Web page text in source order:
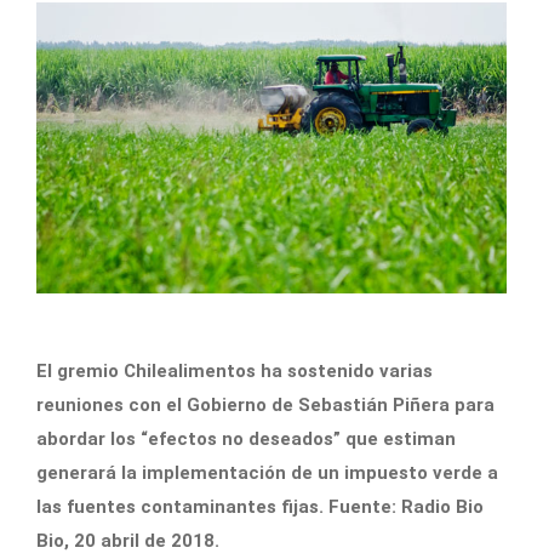
El gremio Chilealimentos ha sostenido varias
reuniones con el Gobierno de Sebastián Piñera para
abordar los “efectos no deseados” que estiman
generará la implementación de un impuesto verde a
las fuentes contaminantes fijas. Fuente: Radio Bio
Bio, 20 abril de 2018.